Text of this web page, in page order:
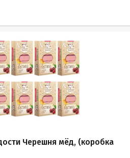
Черешня мёд, (коробка